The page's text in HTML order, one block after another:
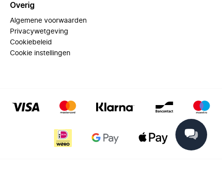
Overig
Algemene voorwaarden
Privacywetgeving
Cookiebeleid
Cookie instellingen